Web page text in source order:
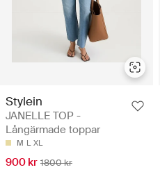
Stylein
JANELLE TOP -
Långärmade toppar
M L XL
900 kr 1800 kr